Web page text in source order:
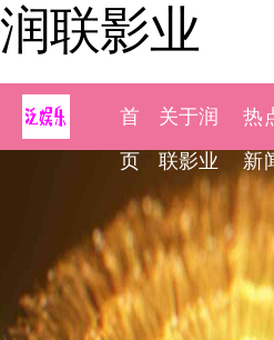
润联影业
首
页
关于润
联影业
热
新